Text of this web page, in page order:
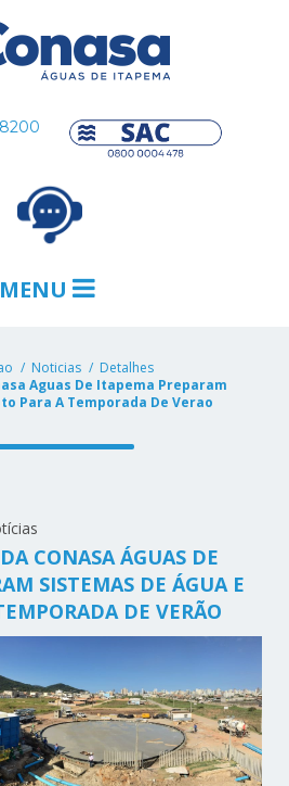
MENU
Noticias
Detalhes
Aguas De Itapema Preparam
Para A Temporada De Verao
CONASA ÁGUAS DE
SISTEMAS DE ÁGUA E
DE VERÃO